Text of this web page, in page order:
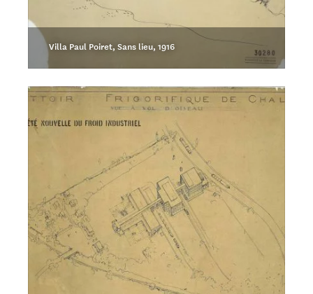
Villa Paul Poiret, Sans lieu, 1916